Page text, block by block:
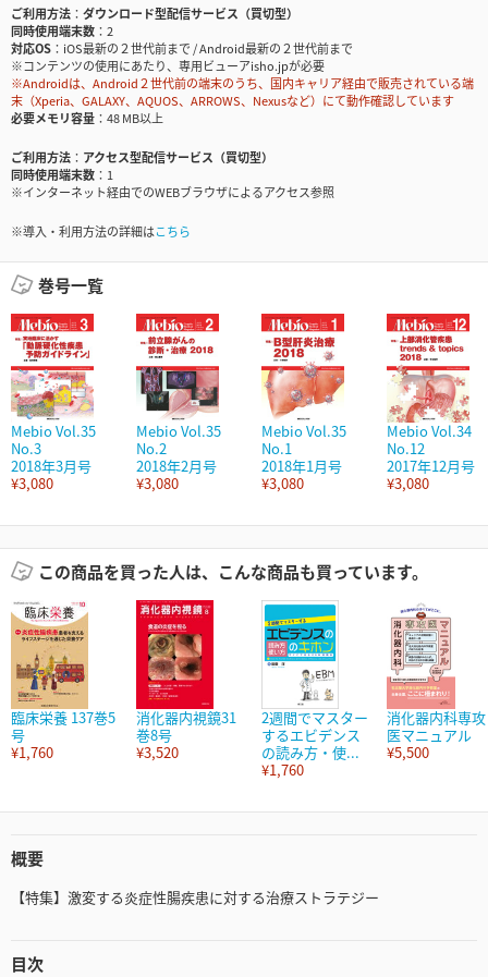
ご利用方法
ダウンロード型配信サービス（買切型）
同時使用端末数
2
対応OS
iOS最新の２世代前まで / Android最新の２世代前まで
※コンテンツの使用にあたり、専用ビューアisho.jpが必要
※Androidは、Android２世代前の端末のうち、国内キャリア経由で販売されている端
末（Xperia、GALAXY、AQUOS、ARROWS、Nexusなど）にて動作確認しています
必要メモリ容量
48 MB以上
ご利用方法
アクセス型配信サービス（買切型）
同時使用端末数
1
※インターネット経由でのWEBブラウザによるアクセス参照
※導入・利用方法の詳細はこちら
巻号一覧
Mebio Vol.35
No.3
2018年3月号
¥3,080
Mebio Vol.35
No.2
2018年2月号
¥3,080
Mebio Vol.35
No.1
2018年1月号
¥3,080
Mebio Vol.34
No.12
2017年12月号
¥3,080
この商品を買った人は、こんな商品も買っています。
臨床栄養 137巻5
号
¥1,760
消化器内視鏡31
巻8号
¥3,520
2週間でマスター
するエビデンス
の読み方・使...
¥1,760
消化器内科専攻
医マニュアル
¥5,500
概要
【特集】激変する炎症性腸疾患に対する治療ストラテジー
目次